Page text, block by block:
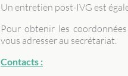
Un entretien post-IVG est
Pour obtenir les
vous adresser au secrétariat.
Contacts :